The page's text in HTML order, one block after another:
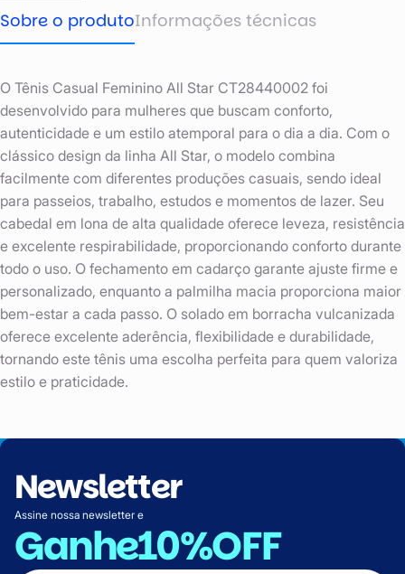
Sobre o produtoInformações técnicas
O Tênis Casual Feminino All Star CT28440002 foi
desenvolvido para mulheres que buscam conforto,
autenticidade e um estilo atemporal para o dia a dia. Com o
clássico design da linha All Star, o modelo combina
facilmente com diferentes produções casuais, sendo ideal
para passeios, trabalho, estudos e momentos de lazer. Seu
cabedal em lona de alta qualidade oferece leveza, resistência
e excelente respirabilidade, proporcionando conforto durante
todo o uso. O fechamento em cadarço garante ajuste firme e
personalizado, enquanto a palmilha macia proporciona maior
bem-estar a cada passo. O solado em borracha vulcanizada
oferece excelente aderência, flexibilidade e durabilidade,
tornando este tênis uma escolha perfeita para quem valoriza
estilo e praticidade.
Newsletter
Assine nossa newsletter e
Ganhe10%OFF